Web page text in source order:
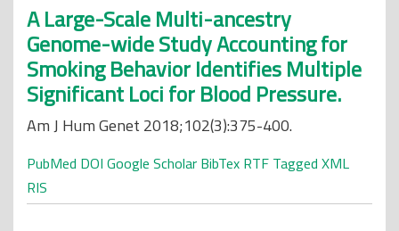
A Large-Scale Multi-ancestry
Genome-wide Study Accounting for
Smoking Behavior Identifies Multiple
Significant Loci for Blood Pressure.
Am J Hum Genet 2018;102(3):375-400.
PubMed DOI Google Scholar BibTex RTF Tagged XML
RIS